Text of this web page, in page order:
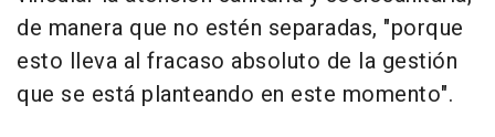
de manera que no estén separadas, "porque
esto lleva al fracaso absoluto de la gestión
que se está planteando en este momento".